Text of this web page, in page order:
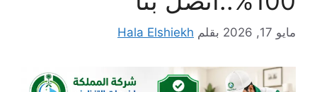
مايو 17, 2026 بقلم Hala Elshiekh